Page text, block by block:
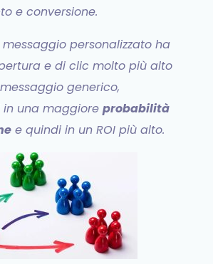
e conversione.
messaggio personalizzato ha
e di clic molto più alto
generico,
in una maggioreprobabilità
e quindi in un ROI più alto.